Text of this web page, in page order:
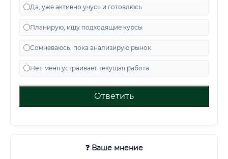
Да, уже активно учусь и готовлюсь
Планирую, ищу подходящие курсы
Сомневаюсь, пока анализирую рынок
Нет, меня устраивает текущая работа
Ответить
❓ Ваше мнение